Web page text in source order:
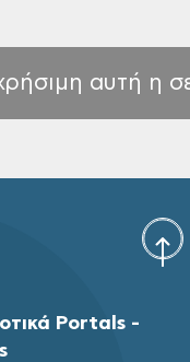
αυτή η
Portals -